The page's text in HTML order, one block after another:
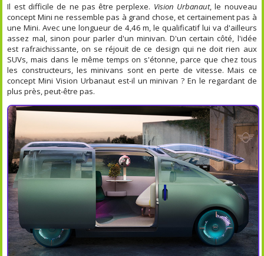
Il est difficile de ne pas être perplexe. Vision Urbanaut, le nouveau
concept Mini ne ressemble pas à grand chose, et certainement pas à
une Mini. Avec une longueur de 4,46 m, le qualificatif lui va d'ailleurs
assez mal, sinon pour parler d'un minivan. D'un certain côté, l'idée
est rafraichissante, on se réjouit de ce design qui ne doit rien aux
SUVs, mais dans le même temps on s'étonne, parce que chez tous
les constructeurs, les minivans sont en perte de vitesse. Mais ce
concept Mini Vision Urbanaut est-il un minivan ? En le regardant de
plus près, peut-être pas.